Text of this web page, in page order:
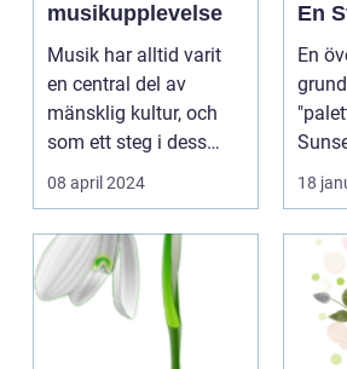
musikupplevelse
Musik har alltid varit
en central del av
mänsklig kultur, och
som ett steg i dess
kontinuerliga...
08 april 2024
En
En
18